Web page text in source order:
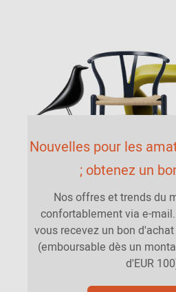
Nouvelles pour les
; obtenez un
Nos offres et trends du
confortablement via e-
vous recevez un bon
(emboursable dès un
d'EUR